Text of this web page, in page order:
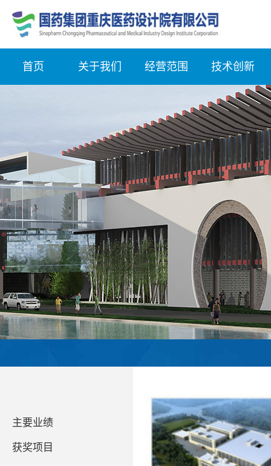
首页 关于我们 经营范围 技术创新
主要业绩
获奖项目